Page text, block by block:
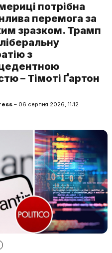
потрібна
перемога за
зразком. Трамп
з
– Тімоті Ґартон
– 06 серпня 2026, 11:12